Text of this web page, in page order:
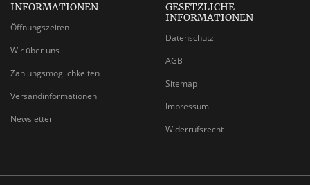
INFORMATIONEN
Öffnungszeiten
Wir über uns
Zahlungsmöglichkeiten
Versandinformationen
Newsletter
GESETZLICHE
INFORMATIONEN
Datenschutz
AGB
Sitemap
Impressum
Widerrufsrecht